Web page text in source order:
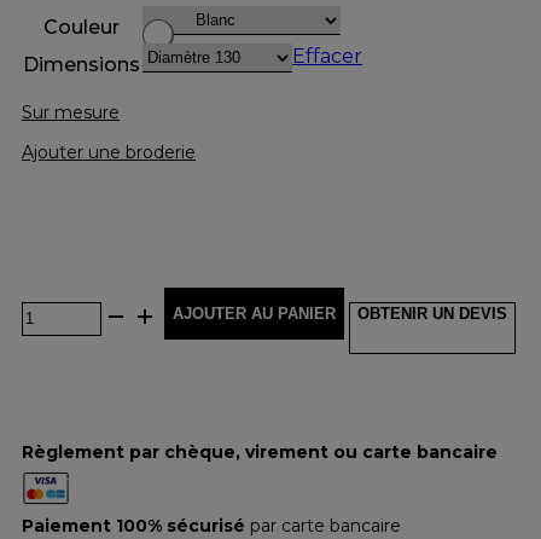
Couleur
Dimensions
Effacer
Sur mesure
Ajouter une broderie
AJOUTER AU PANIER OBTENIR UN DEVIS
Règlement par chèque, virement ou carte bancaire
Paiement 100% sécurisé par carte bancaire